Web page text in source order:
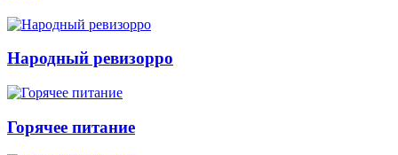
Народный ревизорро
Горячее питание